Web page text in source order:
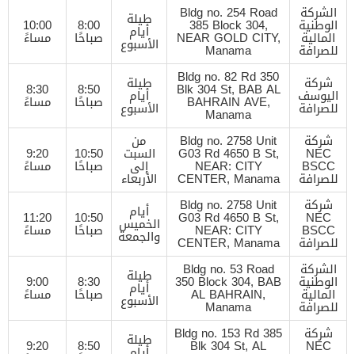
الشركة
الوطنية
المالية
للصرافة
Bldg no. 254 Road
385 Block 304,
NEAR GOLD CITY,
Manama
طيلة
أيام
الأسبوع
8:00
صباحًا
10:00
مساءً
شركة
اليوسف
للصرافة
Bldg no. 82 Rd 350
Blk 304 St, BAB AL
BAHRAIN AVE,
Manama
طيلة
أيام
الأسبوع
8:50
صباحًا
8:30
مساءً
شركة
NEC
BSCC
للصرافة
Bldg no. 2758 Unit
G03 Rd 4650 B St,
NEAR: CITY
CENTER, Manama
من
السبت
إلى
الأربعاء
10:50
صباحًا
9:20
مساءً
شركة
NEC
BSCC
للصرافة
Bldg no. 2758 Unit
G03 Rd 4650 B St,
NEAR: CITY
CENTER, Manama
أيام
الخميس
والجمعة
10:50
صباحًا
11:20
مساءً
الشركة
الوطنية
المالية
للصرافة
Bldg no. 53 Road
350 Block 304, BAB
AL BAHRAIN,
Manama
طيلة
أيام
الأسبوع
8:30
صباحًا
9:00
مساءً
شركة
NEC
Bldg no. 153 Rd 385
Blk 304 St, AL طيلة 8:50
9:20